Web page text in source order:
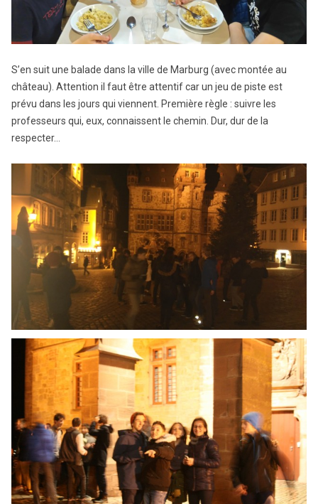
S’en suit une balade dans la ville de Marburg (avec montée au
château). Attention il faut être attentif car un jeu de piste est
prévu dans les jours qui viennent. Première règle : suivre les
professeurs qui, eux, connaissent le chemin. Dur, dur de la
respecter…